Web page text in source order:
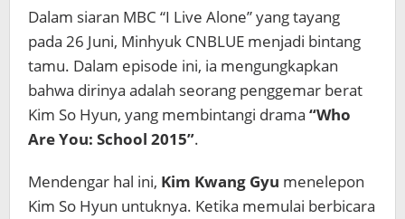
Dalam siaran MBC “I Live Alone” yang tayang
pada 26 Juni, Minhyuk CNBLUE menjadi bintang
tamu. Dalam episode ini, ia mengungkapkan
bahwa dirinya adalah seorang penggemar berat
Kim So Hyun, yang membintangi drama “Who
Are You: School 2015”.
Mendengar hal ini, Kim Kwang Gyu menelepon
Kim So Hyun untuknya. Ketika memulai berbicara